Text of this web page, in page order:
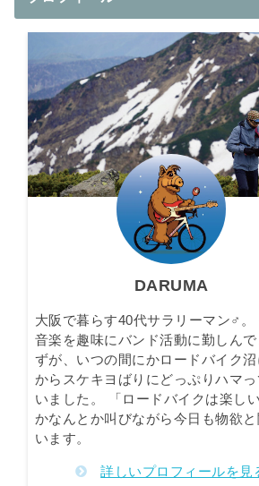
DARUMA
大阪で暮らす40代サラリーマン♂。
音楽を趣味にバンド活動に勤しん
ずが、いつの間にかロードバイク
からスケキヨばりにどっぷりハマっ
いました。 「ロードバイクは楽し
かなんとか叫びながら今日も物欲と
います。
詳しいプロフィールを見